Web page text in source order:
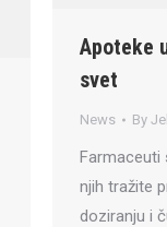
Apoteke
svet
News By
Farmaceuti
njih tražite
doziranju i